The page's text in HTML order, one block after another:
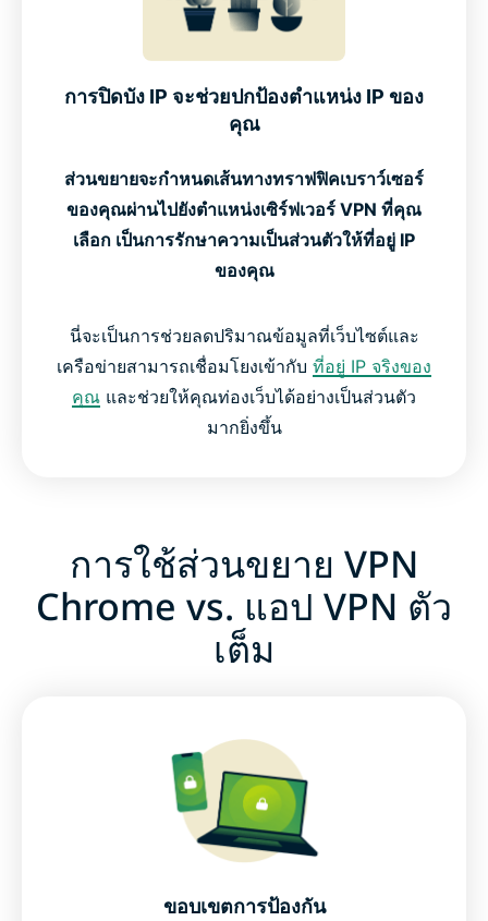
การปิดบัง IP จะช่วยปกป้องตำแหน่ง IP ของ
คุณ
ส่วนขยายจะกำหนดเส้นทางทราฟฟิคเบราว์เซอร์
ของคุณผ่านไปยังตำแหน่งเซิร์ฟเวอร์ VPN ที่คุณ
เลือก เป็นการรักษาความเป็นส่วนตัวให้ที่อยู่ IP
ของคุณ
นี่จะเป็นการช่วยลดปริมาณข้อมูลที่เว็บไซต์และ
เครือข่ายสามารถเชื่อมโยงเข้ากับ ที่อยู่ IP จริงของ
คุณ และช่วยให้คุณท่องเว็บได้อย่างเป็นส่วนตัว
มากยิ่งขึ้น
การใช้ส่วนขยาย VPN
Chrome vs. แอป VPN ตัว
เต็ม
ขอบเขตการป้องกัน